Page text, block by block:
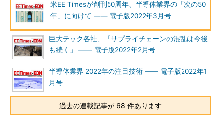
米EE Timesが創刊50周年、半導体業界の「次の50
年」に向けて ―― 電子版2022年3月号
巨大テック各社、「サプライチェーンの混乱は今後
も続く」 ―― 電子版2022年2月号
半導体業界 2022年の注目技術 ―― 電子版2022年1
月号
過去の連載記事が 68 件あります